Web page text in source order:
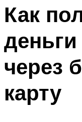
Как
через
карту